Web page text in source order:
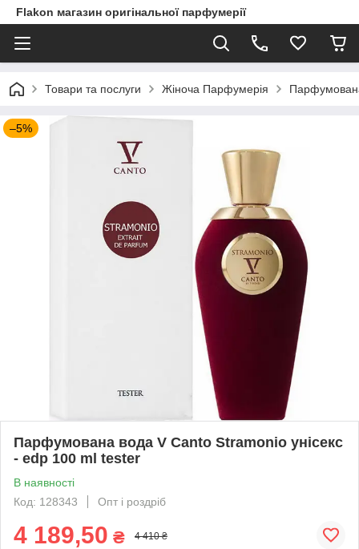
Flakon магазин оригінальної парфумерії
Товари та послуги Жіноча Парфумерія
–5%
Парфумована вода V Canto Stramonio унісекс
- edp 100 ml tester
В наявності
Код: 128343
Опт і роздріб
4 189,50 ₴ 4 410 ₴